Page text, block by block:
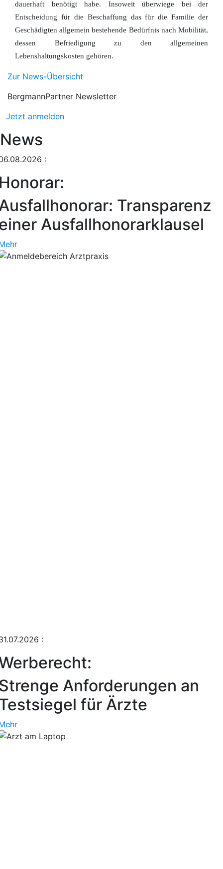
dauerhaft benötigt habe. Insoweit überwiege bei der
Entscheidung für die Beschaffung das für die Familie der
Geschädigten allgemein bestehende Bedürfnis nach Mobilität,
dessen Befriedigung zu den allgemeinen
Lebenshaltungskosten gehören.
Zur News-Übersicht
BergmannPartner Newsletter
Jetzt anmelden
News
:
Transparenz
Ausfallhonorarklausel
:
Anforderungen an
für Ärzte